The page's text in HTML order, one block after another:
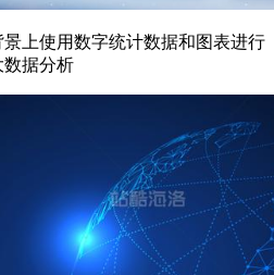
上使用数字统计数据和图表进行
数据分析